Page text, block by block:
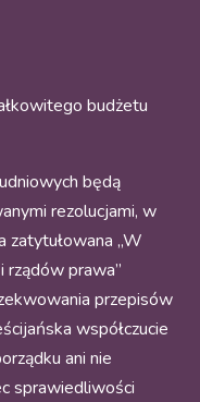
budżetu
będą
rezolucjami, w
zatytułowana „W
rządów prawa”
przepisów
współczucie
ani nie
sprawiedliwości